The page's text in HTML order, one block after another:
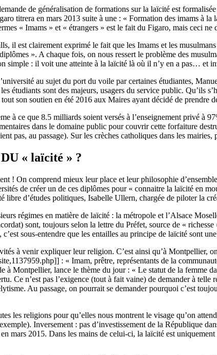
de généralisation de formations sur la laïcité est
titrera en mars 2013 suite à une : « Formation des imams à
« Imams » et « étrangers » est le fait du Figaro, mais ceci ne
il est clairement exprimé le fait que les Imams et les
». A chaque fois, on nous ressert le problème des
simple : il voit une atteinte à la laïcité là où il n’y en a pas… et
au sujet du port du voile par certaines étudiantes,
étudiants sont des majeurs, usagers du service public. Qu’ils
son soutien en été 2016 aux Maires ayant décidé de prendre
à ce que 8.5 milliards soient versés à l’enseignement privé à
dans le domaine public pour couvrir cette forfaiture
pas, au passage). Sur les crèches catholiques dans les
« laïcité » ?
! On comprend mieux leur place et leur philosophie
de créer un de ces diplômes pour « connaitre la laïcité en
libre d’études politiques, Isabelle Ullern, chargée de piloter la
régimes en matière de laïcité : la métropole et l’Alsace
sont, toujours selon la lettre du Préfet, source de «
c’est sous-entendre que les entailles au principe de laïcité sont
à venir expliquer leur religion. C’est ainsi qu’à
: « Imam, prêtre, représentants de la
à Montpellier, lance le thème du jour : « Le statut de la femme
Ce n’est pas l’exigence (tout à fait vaine) de demander à
Au passage, on pourrait se demander pourquoi c’est
les religions pour qu’elles nous montrent le visage qu’on
Inversement : pas d’investissement de la République
mars 2015. Dans les mains de celui-ci, la laïcité est